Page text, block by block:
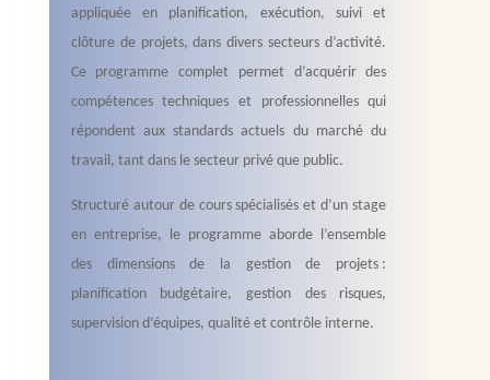
appliquée en planification, exécution, suivi et
clôture de projets, dans divers secteurs d’activité.
Ce programme complet permet d’acquérir des
compétences techniques et professionnelles qui
répondent aux standards actuels du marché du
travail, tant dans le secteur privé que public.
Structuré autour de cours spécialisés et d’un stage
en entreprise, le programme aborde l’ensemble
des dimensions de la gestion de projets :
planification budgétaire, gestion des risques,
supervision d’équipes, qualité et contrôle interne.